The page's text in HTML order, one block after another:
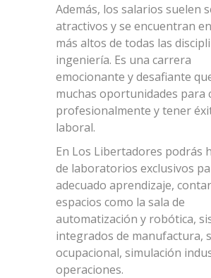
Además, los salarios suelen
atractivos y se encuentran
más altos de todas las
ingeniería. Es una carrera
emocionante y desafiante
muchas oportunidades para
profesionalmente y tener
laboral.
En Los Libertadores podrás
de laboratorios exclusivos
adecuado aprendizaje,
espacios como la sala de
automatización y robótica,
integrados de manufactura,
ocupacional, simulación
operaciones.